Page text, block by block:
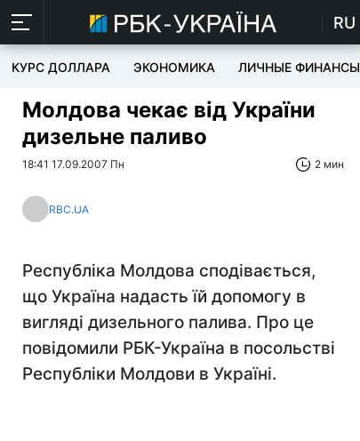
RU
КУРС ДОЛЛАРА ЭКОНОМИКА ЛИЧНЫЕ ФИНАНСЫ
Молдова чекає від України
дизельне паливо
18:41 17.09.2007 Пн 2 мин
RBC.UA
Республіка Молдова сподівається,
що Україна надасть їй допомогу в
вигляді дизельного палива. Про це
повідомили РБК-Україна в посольстві
Республіки Молдови в Україні.